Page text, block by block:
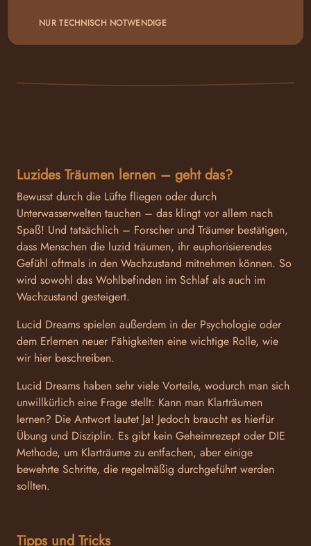
Luzides Träumen lernen – geht das?
Bewusst durch die Lüfte fliegen oder durch
Unterwasserwelten tauchen – das klingt vor allem nach
Spaß! Und tatsächlich – Forscher und Träumer bestätigen,
dass Menschen die luzid träumen, ihr euphorisierendes
Gefühl oftmals in den Wachzustand mitnehmen können. So
wird sowohl das Wohlbefinden im Schlaf als auch im
Wachzustand gesteigert.
Lucid Dreams spielen außerdem in der Psychologie oder
dem Erlernen neuer Fähigkeiten eine wichtige Rolle, wie
wir hier beschreiben.
Lucid Dreams haben sehr viele Vorteile, wodurch man sich
unwillkürlich eine Frage stellt: Kann man Klarträumen
lernen? Die Antwort lautet Ja! Jedoch braucht es hierfür
Übung und Disziplin. Es gibt kein Geheimrezept oder DIE
Methode, um Klarträume zu entfachen, aber einige
bewehrte Schritte, die regelmäßig durchgeführt werden
sollten.
Tipps und Tricks
NUR TECHNISCH NOTWENDIGE